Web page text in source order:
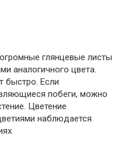
глянцевые листы
аналогичного цвета.
быстро. Если
побеги, можно
Цветение
наблюдается